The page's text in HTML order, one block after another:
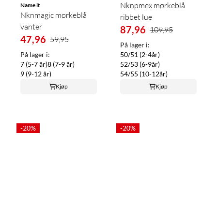
Name it
Nknmagic mørkeblå
vanter
47,96 59,95
På lager i:
7 (5-7 år)8 (7-9 år)
9 (9-12 år)
Kjøp
Nknpmex mørkeblå
ribbet lue
87,96 109,95
På lager i:
50/51 (2-4år)
52/53 (6-9år)
54/55 (10-12år)
Kjøp
-20% -20%